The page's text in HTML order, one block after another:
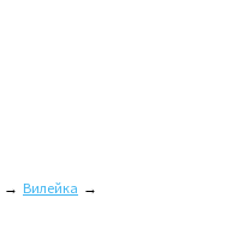
→ Вилейка →